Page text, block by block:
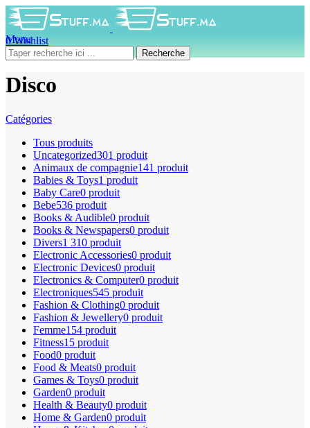
0Wishlist
0produit 0DH
Menu
Recherche
Disco
Catégories
Tous produits
Uncategorized301 produit
Animaux de compagnie141 produit
Babies & Toys1 produit
Baby Care0 produit
Bebe536 produit
Books & Audible0 produit
Books & Newspapers0 produit
Divers1 310 produit
Electronic Accessories0 produit
Electronic Devices0 produit
Electronics & Computer0 produit
Electroniques545 produit
Fashion & Clothing0 produit
Fashion & Jewellery0 produit
Femme154 produit
Fitness15 produit
Food0 produit
Food & Meats0 produit
Games & Toys0 produit
Garden0 produit
Health & Beauty0 produit
Home & Garden0 produit